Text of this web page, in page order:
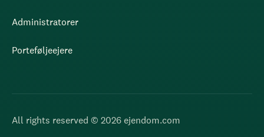
Administratorer
Porteføljeejere
All rights reserved © 2026 ejendom.com